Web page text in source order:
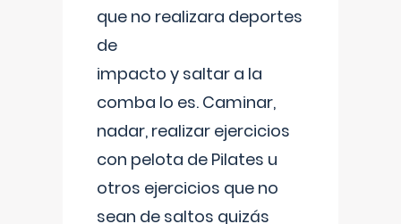
que no realizara deportes
de
impacto y saltar a la
comba lo es. Caminar,
nadar, realizar ejercicios
con pelota de Pilates u
otros ejercicios que no
sean de saltos quizás